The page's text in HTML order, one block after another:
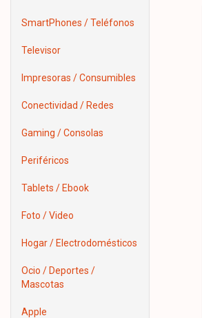
SmartPhones / Teléfonos
Televisor
Impresoras / Consumibles
Conectividad / Redes
Gaming / Consolas
Periféricos
Tablets / Ebook
Foto / Video
Hogar / Electrodomésticos
Ocio / Deportes /
Mascotas
Apple